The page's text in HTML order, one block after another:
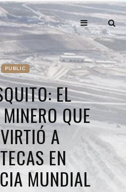
PUBLIC
EL
QUE
A
EN
MUNDIAL